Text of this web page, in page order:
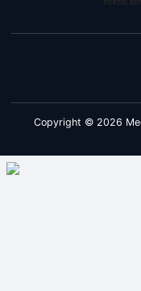
Copyright © 2026